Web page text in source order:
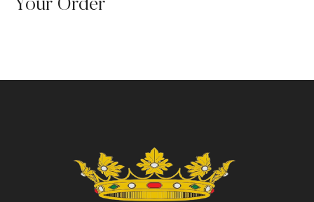
Your Order